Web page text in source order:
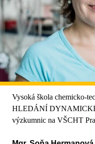
Vysoká škola chemicko-
HLEDÁNÍ
výzkumnic na VŠCHT